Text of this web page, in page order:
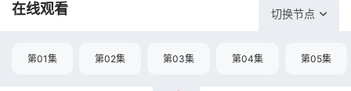
在线观看 切换节点
第01集 第02集 第03集 第04集 第05集